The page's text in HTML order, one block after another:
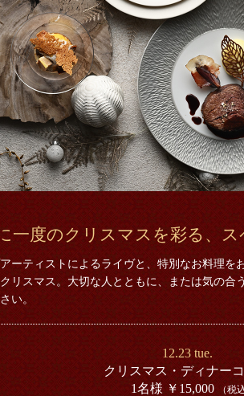
一度のクリスマスを彩る、
アーティストによるライヴと、特別なお料理を
リスマス。大切な人とともに、または気の合
い。
12.23 tue.
クリスマス・ディナー
1名様 ￥15,000
（税